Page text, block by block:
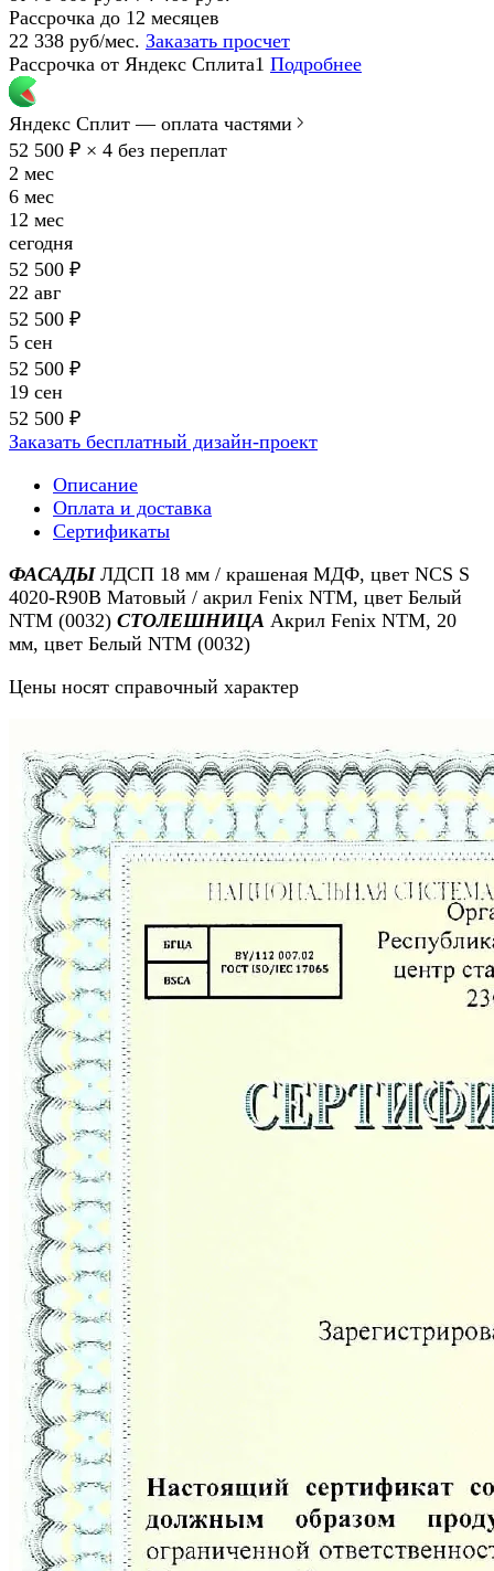
Рассрочка до 12 месяцев
22 338 руб/мес. Заказать просчет
Рассрочка от Яндекс Сплита1 Подробнее
Яндекс Сплит — оплата частями
52 500 ₽ × 4 без переплат
2 мес
6 мес
12 мес
сегодня
52 500 ₽
22 авг
52 500 ₽
5 сен
52 500 ₽
19 сен
52 500 ₽
Заказать бесплатный дизайн-проект
Описание
Оплата и доставка
Сертификаты
ФАСАДЫЛДСП 18 мм / крашеная МДФ, цвет NCS S
4020-R90B Матовый / акрил Fenix NTM, цвет Белый
NTM (0032) СТОЛЕШНИЦА Акрил Fenix NTM, 20
мм, цвет Белый NTM (0032)
Цены носят справочный характер